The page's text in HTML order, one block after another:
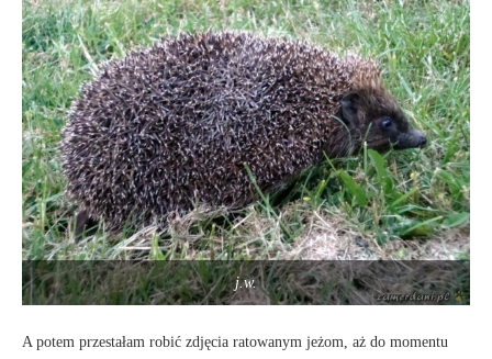
j.w.
A potem przestałam robić zdjęcia ratowanym jeżom, aż do momentu